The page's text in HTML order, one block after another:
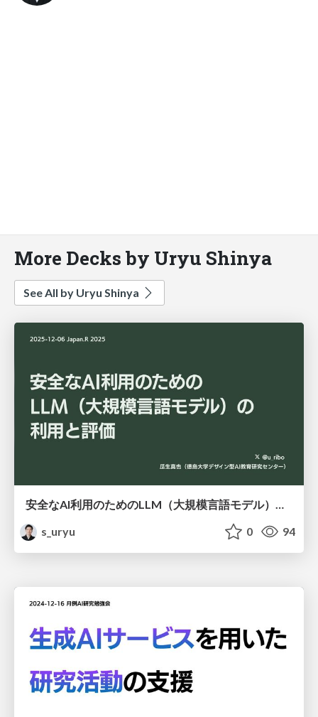
More Decks by Uryu Shinya
See All by Uryu Shinya
安全なAI利用のためのLLM（大規模言語モデル）の利用と評価 / japanr2025
s_uryu
0 94